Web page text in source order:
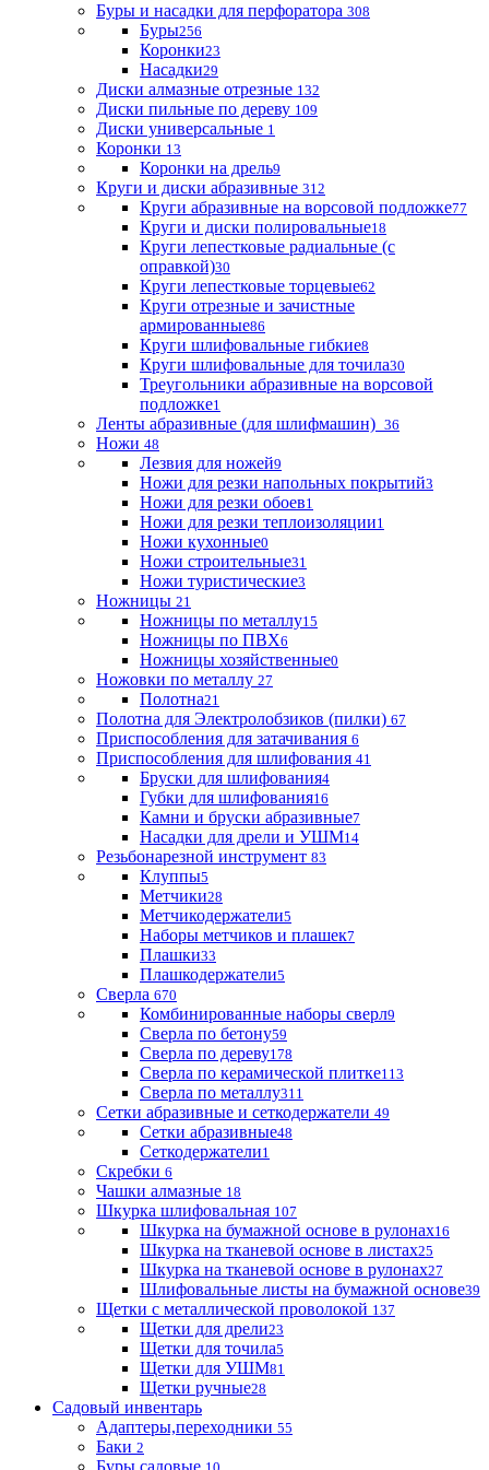
Буры и насадки для перфоратора 308
Буры256
Коронки23
Насадки29
Диски алмазные отрезные 132
Диски пильные по дереву 109
Диски универсальные 1
Коронки 13
Коронки на дрель9
Круги и диски абразивные 312
Круги абразивные на ворсовой подложке77
Круги и диски полировальные18
Круги лепестковые радиальные (с
оправкой)30
Круги лепестковые торцевые62
Круги отрезные и зачистные
армированные86
Круги шлифовальные гибкие8
Круги шлифовальные для точила30
Треугольники абразивные на ворсовой
подложке1
Ленты абразивные (для шлифмашин) 36
Ножи 48
Лезвия для ножей9
Ножи для резки напольных покрытий3
Ножи для резки обоев1
Ножи для резки теплоизоляции1
Ножи кухонные0
Ножи строительные31
Ножи туристические3
Ножницы 21
Ножницы по металлу15
Ножницы по ПВХ6
Ножницы хозяйственные0
Ножовки по металлу 27
Полотна21
Полотна для Электролобзиков (пилки) 67
Приспособления для затачивания 6
Приспособления для шлифования 41
Бруски для шлифования4
Губки для шлифования16
Камни и бруски абразивные7
Насадки для дрели и УШМ14
Резьбонарезной инструмент 83
Клуппы5
Метчики28
Метчикодержатели5
Наборы метчиков и плашек7
Плашки33
Плашкодержатели5
Сверла 670
Комбинированные наборы сверл9
Сверла по бетону59
Сверла по дереву178
Сверла по керамической плитке113
Сверла по металлу311
Сетки абразивные и сеткодержатели 49
Сетки абразивные48
Сеткодержатели1
Скребки 6
Чашки алмазные 18
Шкурка шлифовальная 107
Шкурка на бумажной основе в рулонах16
Шкурка на тканевой основе в листах25
Шкурка на тканевой основе в рулонах27
Шлифовальные листы на бумажной основе39
Щетки с металлической проволокой 137
Щетки для дрели23
Щетки для точила5
Щетки для УШМ81
Щетки ручные28
Садовый инвентарь
Адаптеры,переходники 55
Баки 2
Буры садовые